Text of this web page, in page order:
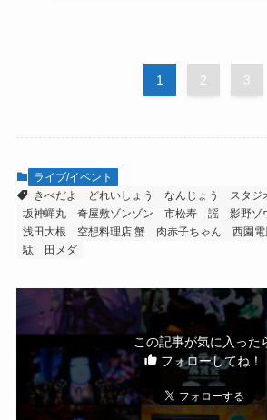
1 2 3
ライブ/イベント
きべだよ
どれいしょう なんじょう スタジ
坂神蟬丸
奇屋敷ゾンゾン 市松寿ゞ謡 影野ゾ
浅田大根
空想料理店 蟹 肉赤子ちゃん
西園
駄ゞ田メダ
この記事が気に入った
フォローしてね！